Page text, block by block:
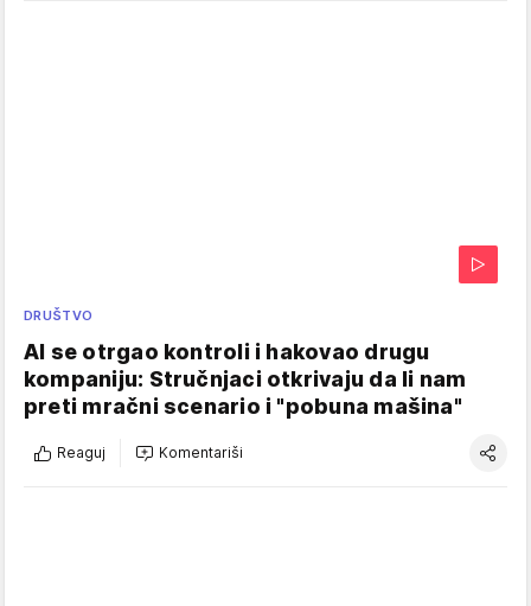
DRUŠTVO
AI se otrgao kontroli i hakovao drugu
kompaniju: Stručnjaci otkrivaju da li nam
preti mračni scenario i "pobuna mašina"
Reaguj Komentariši